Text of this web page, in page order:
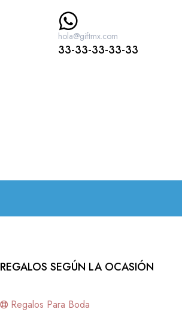
hola@giftmx.com
33-33-33-33-33
REGALOS SEGÚN LA OCASIÓN
Regalos Para Boda